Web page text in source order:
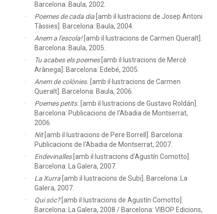
Barcelona: Baula, 2002.
Poemes de cada dia [amb il·lustracions de Josep Antoni
Tàssies]. Barcelona: Baula, 2004.
Anem a l'escola! [amb il·lustracions de Carmen Queralt].
Barcelona: Baula, 2005.
Tu acabes els poemes [amb il·lustracions de Mercè
Arànega]. Barcelona: Edebé, 2005.
Anem de colònies. [amb il·lustracions de Carmen
Queralt]. Barcelona: Baula, 2006.
Poemes petits. [amb il·lustracions de Gustavo Roldán].
Barcelona: Publicacions de l'Abadia de Montserrat,
2006.
Nit [amb il·lustracions de Pere Borrell]. Barcelona:
Publicacions de l'Abadia de Montserrat, 2007.
Endevinalles [amb il·lustracions d'Agustín Comotto].
Barcelona: La Galera, 2007.
La Xurra [amb il·lustracions de Subi]. Barcelona: La
Galera, 2007.
Qui sóc? [amb il·lustracions de Agustín Comotto].
Barcelona: La Galera, 2008 / Barcelona: VIBOP Edicions,